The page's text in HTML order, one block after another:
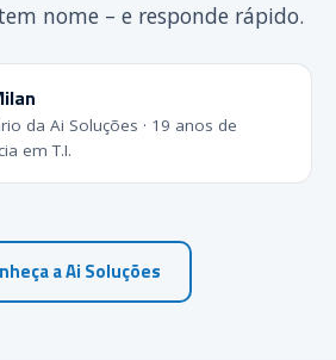
nome – e responde rápido.
da Ai Soluções · 19 anos de
em T.I.
a Ai Soluções